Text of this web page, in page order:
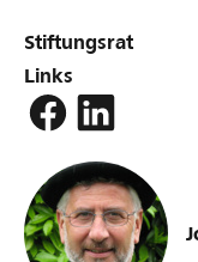
Stiftungsrat
Links